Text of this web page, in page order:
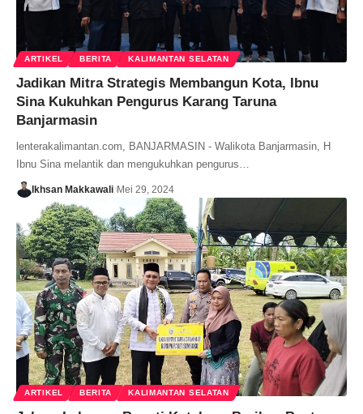
ARTIKEL BERITA KALIMANTAN SELATAN
Jadikan Mitra Strategis Membangun Kota, Ibnu
Sina Kukuhkan Pengurus Karang Taruna
Banjarmasin
lenterakalimantan.com, BANJARMASIN - Walikota Banjarmasin, H
Ibnu Sina melantik dan mengukuhkan pengurus…
Ikhsan Makkawali Mei 29, 2024
ARTIKEL BERITA KALIMANTAN SELATAN